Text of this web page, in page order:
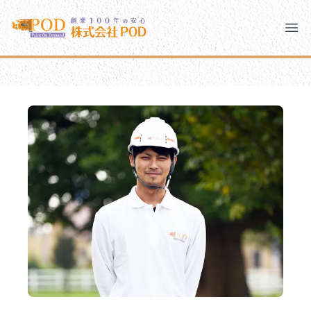
メインコンテンツにスキップ
株式会社ペイント・オン・デマンド
千葉の外壁塗装・屋根塗装なら創業100年の安心 ペイン
株式会社ペイント・オン・デマンド
モバイルメニュー
PODのまちづくり 安心の取り組み
ご相談と流れ よくあるご質問
PODについて